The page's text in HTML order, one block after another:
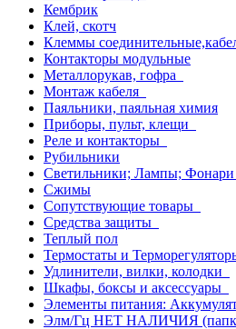
Кембрик
Клей, скотч
Клеммы
Контакторы модульные
Металлорукав, гофра
Монтаж кабеля
Паяльники, паяльная химия
Приборы, пульт, клещи
Реле и контакторы
Рубильники
Светильники; Лампы; Фонари
Сжимы
Сопутствующие товары
Средства защиты
Теплый пол
Термостаты и
Удлинители, вилки, колодки
Шкафы, боксы и аксессуары
Элементы питания:
Элм/Гц НЕТ НАЛИЧИЯ (папка